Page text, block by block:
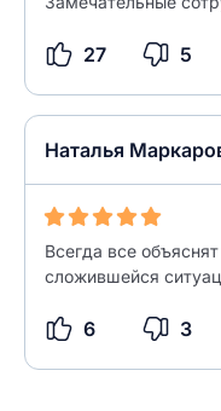
27 5
Наталья
Всегда все
сложившейся
6 3